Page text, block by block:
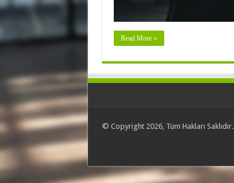
Read More »
© Copyright 2026, Tüm Hakları Saklıdır.